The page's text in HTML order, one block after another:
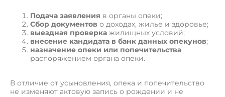
Подача заявления в органы опеки;
Сбор документов о доходах, жилье и здоровье;
выездная проверка жилищных условий;
внесение кандидата в банк данных опекунов;
назначение опеки или попечительства
распоряжением органа опеки.
В отличие от усыновления, опека и попечительство
не изменяют актовую запись о рождении и не